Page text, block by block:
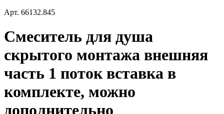
Арт. 66132.845
Смеситель для душа
скрытого монтажа внешняя
часть 1 поток вставка в
комплекте, можно
дополнительно